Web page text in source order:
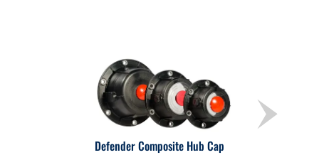
Defender Composite Hub Cap